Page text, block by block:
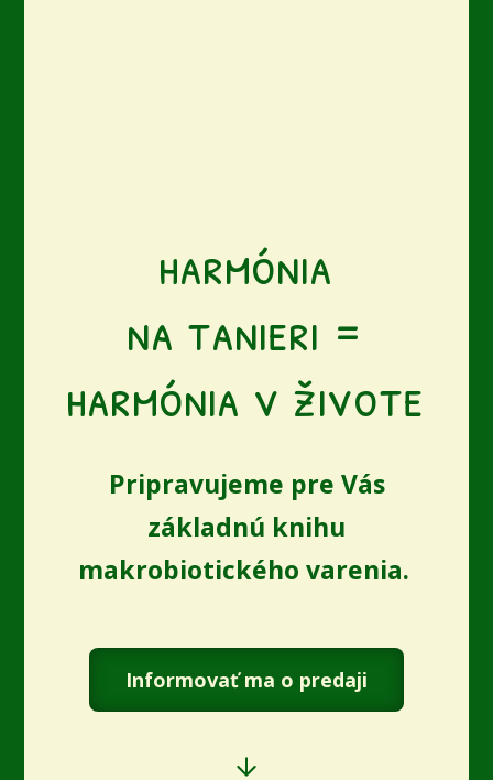
harmónia
na tanieri =
harmónia v živote
Pripravujeme pre Vás
základnú knihu
makrobiotického varenia.
Informovať ma o predaji